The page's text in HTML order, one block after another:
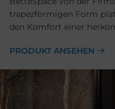
trapezförmigen Form
den Komfort einer
PRODUKT ANSEHEN